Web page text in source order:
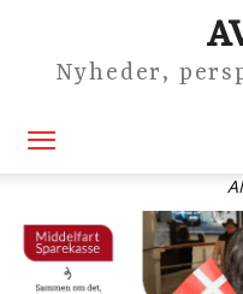
Nyheder,